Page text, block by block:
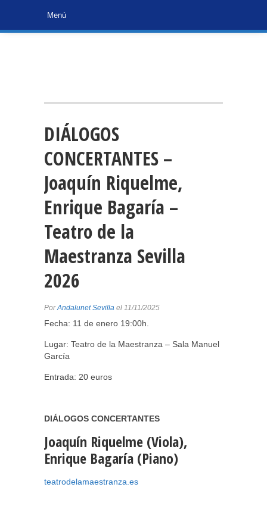
DIÁLOGOS
CONCERTANTES –
Joaquín Riquelme,
Enrique Bagaría –
Teatro de la
Maestranza Sevilla
2026
PorAndalunet Sevilla el 11/11/2025
Fecha: 11 de enero 19:00h.
Lugar: Teatro de la Maestranza – Sala Manuel
García
Entrada: 20 euros
DIÁLOGOS CONCERTANTES
Joaquín Riquelme (Viola),
Enrique Bagaría (Piano)
teatrodelamaestranza.es